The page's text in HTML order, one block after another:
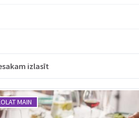
izlasīt
MAIN